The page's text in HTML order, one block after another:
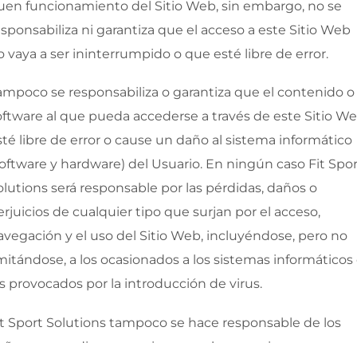
funcionamiento del Sitio Web, sin embargo, no se
ni garantiza que el acceso a este Sitio Web
vaya a ser ininterrumpido o que esté libre de error.
se responsabiliza o garantiza que el contenido o
al que pueda accederse a través de este Sitio
libre de error o cause un daño al sistema informático
y hardware) del Usuario. En ningún caso Fit
será responsable por las pérdidas, daños o
de cualquier tipo que surjan por el acceso,
y el uso del Sitio Web, incluyéndose, pero no
a los ocasionados a los sistemas informáticos
provocados por la introducción de virus.
Sport Solutions tampoco se hace responsable de los